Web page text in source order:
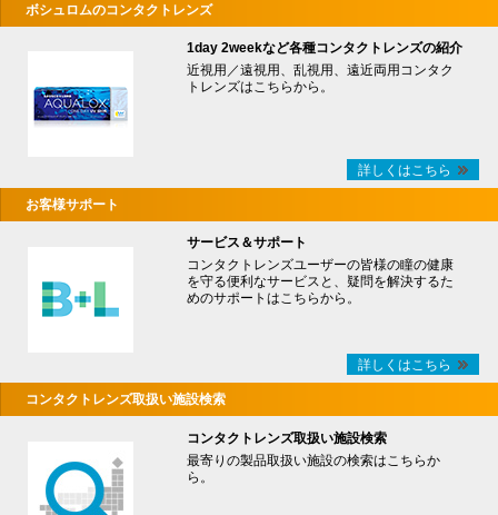
ボシュロムのコンタクトレンズ
1day 2weekなど各種コンタクトレンズの紹介
近視用／遠視用、乱視用、遠近両用コンタク
トレンズはこちらから。
詳しくはこちら
お客様サポート
サービス＆サポート
コンタクトレンズユーザーの皆様の瞳の健康
を守る便利なサービスと、疑問を解決するた
めのサポートはこちらから。
詳しくはこちら
コンタクトレンズ取扱い施設検索
コンタクトレンズ取扱い施設検索
最寄りの製品取扱い施設の検索はこちらか
ら。